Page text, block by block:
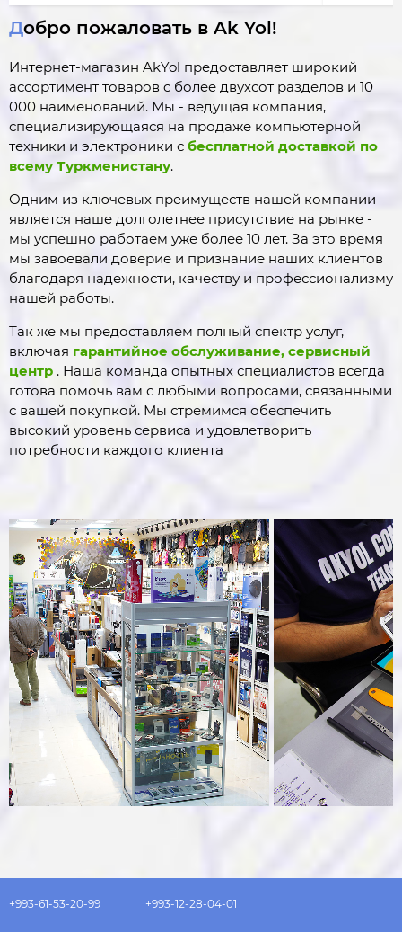
Добро пожаловать в Ak Yol!
Интернет-магазин AkYol предоставляет широкий
ассортимент товаров c более двухсот разделов и 10
000 наименований. Мы - ведущая компания,
специализирующаяся на продаже компьютерной
техники и электроники с бесплатной доставкой по
всему Туркменистану.
Одним из ключевых преимуществ нашей компании
является наше долголетнее присутствие на рынке -
мы успешно работаем уже более 10 лет. За это время
мы завоевали доверие и признание наших клиентов
благодаря надежности, качеству и профессионализму
нашей работы.
Так же мы предоставляем полный спектр услуг,
включая гарантийное обслуживание, сервисный
центр . Наша команда опытных специалистов всегда
готова помочь вам с любыми вопросами, связанными
с вашей покупкой. Мы стремимся обеспечить
высокий уровень сервиса и удовлетворить
потребности каждого клиента
+993-61-53-20-99 +993-12-28-04-01